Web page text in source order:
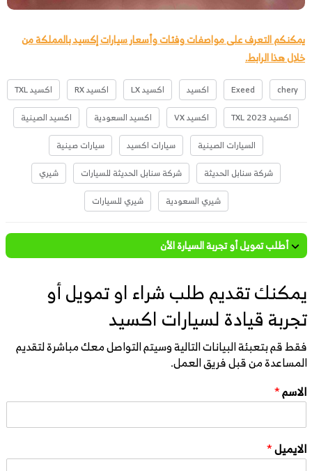
يمكنكم التعرف على مواصفات وفئات وأسعار سيارات إكسيد بالمملكة من
خلال هذا الرابط.
chery
Exeed اكسيد اكسيد LX اكسيد RX
اكسيد TXL
اكسيد TXL 2023
اكسيد VX اكسيد السعودية
اكسيد الصينية
السيارات الصينية
سيارات اكسيد
سيارات صينية
شركة سنابل الحديثة
شركة سنابل الحديثة للسيارات
شيري
شيري السعودية
شيري للسيارات
أطلب تمويل أو تجربة السيارة الأن
يمكنك تقديم طلب شراء او تمويل أو
تجربة قيادة لسيارات اكسيد
فقط قم بتعبئة البيانات التالية وسيتم التواصل معك مباشرة لتقديم
المساعدة من قبل فريق العمل.
الاسم*
الايميل*